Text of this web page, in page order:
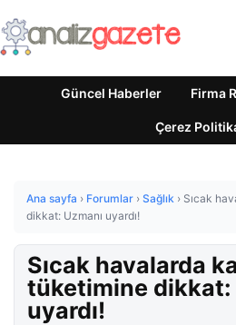
Güncel Haberler Firma
Çerez
Ana sayfa › Forumlar › Sağlık › Sıcak
dikkat: Uzmanı uyardı!
Sıcak havalarda
tüketimine dikkat:
uyardı!